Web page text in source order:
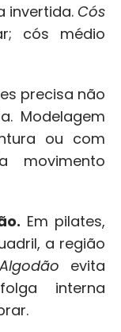
invertida. Cós
cós médio
precisa não
Modelagem
ou com
movimento
Em pilates,
a região
evita
interna